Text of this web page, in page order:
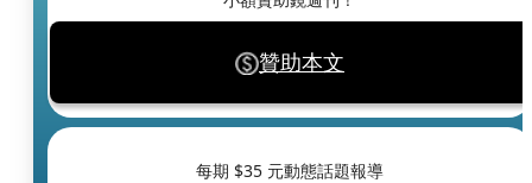
贊助本文
每期 $35 元動態話題報導